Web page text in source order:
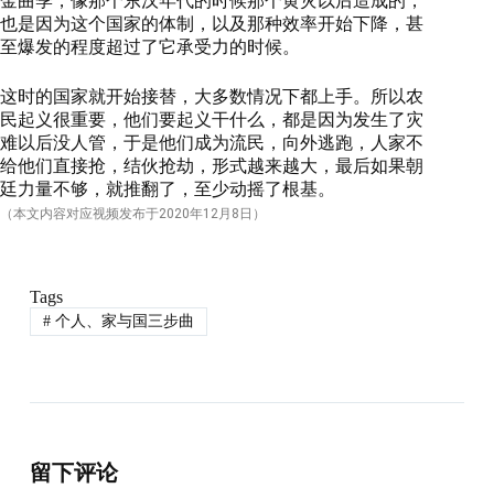
也是因为这个国家的体制，以及那种效率开始下降，甚
至爆发的程度超过了它承受力的时候。
这时的国家就开始接替，大多数情况下都上手。所以农
民起义很重要，他们要起义干什么，都是因为发生了灾
难以后没人管，于是他们成为流民，向外逃跑，人家不
给他们直接抢，结伙抢劫，形式越来越大，最后如果朝
廷力量不够，就推翻了，至少动摇了根基。
（本文内容对应视频发布于2020年12月8日）
Tags
#个人、家与国三步曲
留下评论